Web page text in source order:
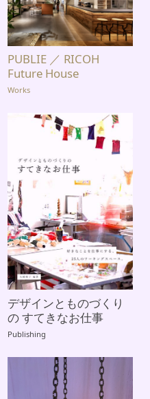
PUBLIE ／ RICOH
Future House
Works
デザインとものづくり
の すてきなお仕事
Publishing